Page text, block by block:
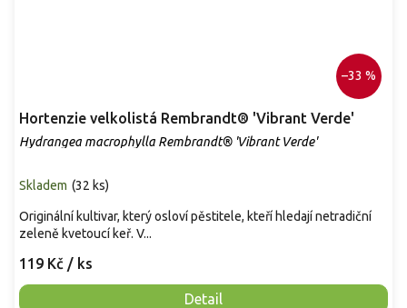
–33 %
Hortenzie velkolistá Rembrandt® 'Vibrant Verde'
Hydrangea macrophylla Rembrandt® 'Vibrant Verde'
Skladem (32 ks)
119 Kč / ks
Detail
Originální kultivar, který osloví pěstitele, kteří hledají netradiční
zeleně kvetoucí keř. V...